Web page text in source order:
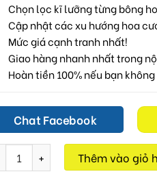
Chọn lọc kĩ lưỡng từng bông
Cập nhật các xu hướng hoa
Mức giá cạnh tranh nhất!
Giao hàng nhanh nhất trong
Hoàn tiền 100% nếu bạn
Chat Facebook
Yêu Vĩnh Cửu V01 số lượng
Thêm vào giỏ